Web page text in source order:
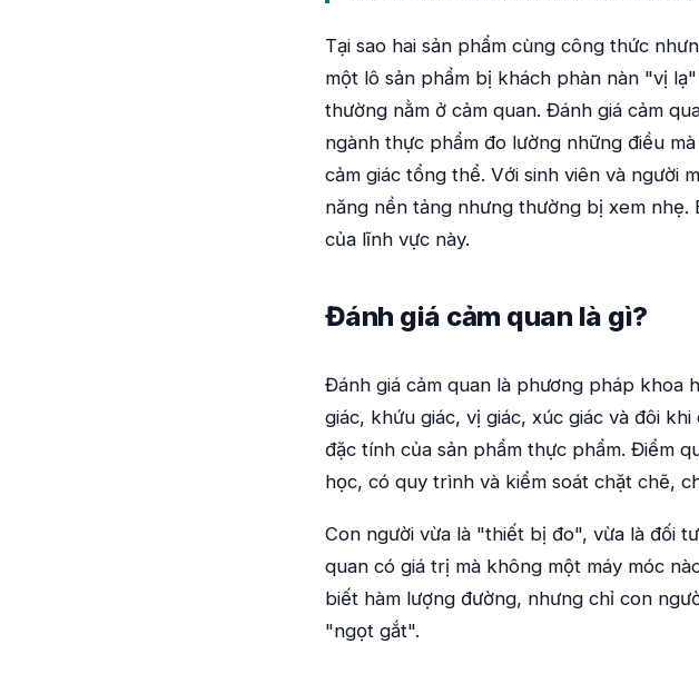
Tại sao hai sản phẩm cùng công thức
một lô sản phẩm bị khách phàn nàn "vị
thường nằm ở cảm quan. Đánh giá cảm
ngành thực phẩm đo lường những điều
cảm giác tổng thể. Với sinh viên và người
năng nền tảng nhưng thường bị xem
của lĩnh vực này.
Đánh giá cảm quan là gì?
Đánh giá cảm quan là phương pháp khoa
giác, khứu giác, vị giác, xúc giác và đôi
đặc tính của sản phẩm thực phẩm. Điểm
học, có quy trình và kiểm soát chặt chẽ,
Con người vừa là "thiết bị đo", vừa là đối
quan có giá trị mà không một máy móc
biết hàm lượng đường, nhưng chỉ con
"ngọt gắt".